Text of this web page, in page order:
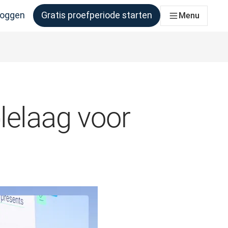
behoefte aan heeft
Gratis proefperiode starten Menu
voor